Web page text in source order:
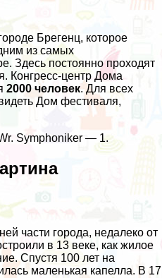
Брегенц, которое
из самых
Здесь постоянно проходят
Конгресс-центр Дома
2000 человек. Для всех
Дом фестиваля,
Symphoniker — 1.
части города, недалеко от
в 13 веке, как жилое
Спустя 100 лет на
маленькая капелла. В 17